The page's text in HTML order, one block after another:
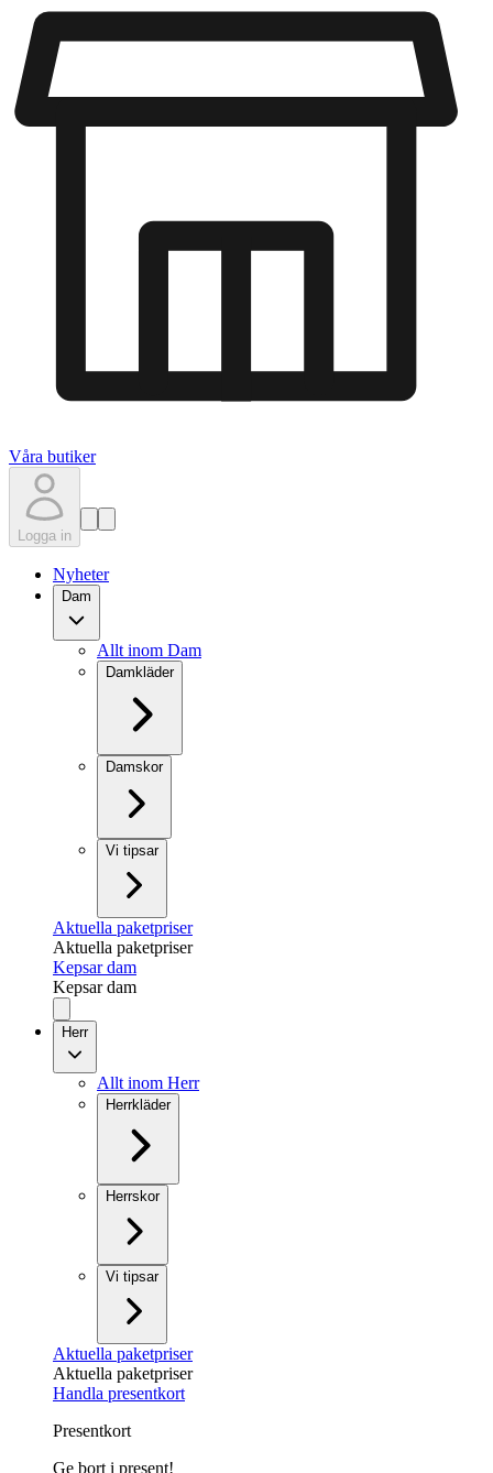
Våra butiker
Logga in
Nyheter
Dam
Allt inom Dam
Damkläder
Damskor
Vi tipsar
Aktuella paketpriser
Aktuella paketpriser
Kepsar dam
Kepsar dam
Herr
Allt inom Herr
Herrkläder
Herrskor
Vi tipsar
Aktuella paketpriser
Aktuella paketpriser
Handla presentkort
Presentkort
Ge bort i present!